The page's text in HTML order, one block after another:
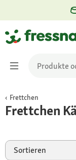
Frettchen
Frettchen
Sortieren